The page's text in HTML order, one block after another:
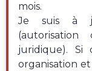
mois.
Je suis à
(autorisation
juridique). Si
organisation